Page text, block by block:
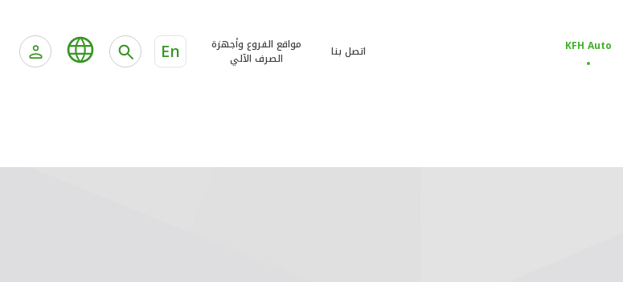
KFH Auto اتصل بنا
مواقع الفروع وأجهزة
الصرف الآلي
En